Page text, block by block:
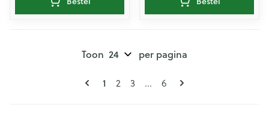
Pagina's
U lees momenteel pagina
1 Pagina
2 Pagina
3 ... Pagina
6
Toon per pagina